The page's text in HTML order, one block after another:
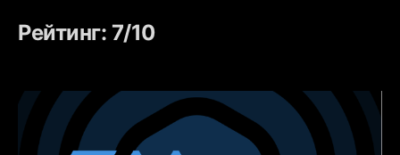
Рейтинг: 7/10